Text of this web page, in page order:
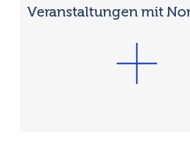
Veranstaltungen mit